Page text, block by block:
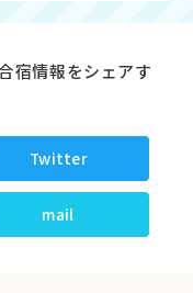
宿情報をシェアす
Twitter
mail